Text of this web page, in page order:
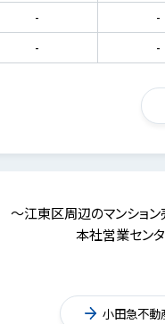
- -
- -
～江東区周辺のマンショ
本社営業セン
小田急不動